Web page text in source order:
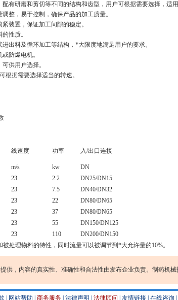
研磨和剪切等不同的结构和齿型，用户可根据需要选择，适用
，易于控制，确保产品的加工质量。
置，保证加工间隙的稳定。
性质。
料及循环加工等结构，*大限度地满足用户的要求。
防爆电机。
供用户选择。
据需要选择适当的转速。
线速度
m/s
功率
kw
入/出口连接
DN
23 2.2
DN25/DN15
23 7.5
DN40/DN32
23 22
DN80/DN65
23 37
DN80/DN65
23 55
DN150/DN125
23 110
DN200/DN150
处理物料的特性，同时流量可以被调节到*大允许量的10%。
供，内容的真实性、准确性和合法性由发布企业负责。制药机械
网站帮助 商务服务 法律声明 法律顾问 友情链接 在线咨询